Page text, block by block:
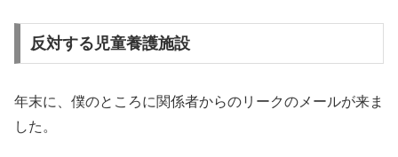
反対する児童養護施設
年末に、僕のところに関係者からのリークのメールが来ま
した。